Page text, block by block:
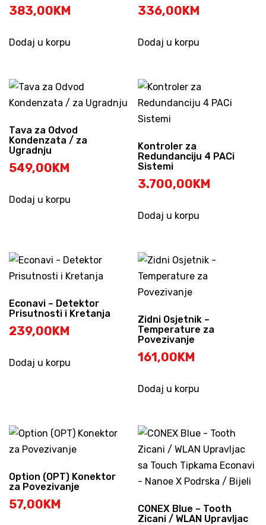
383,00KM
Dodaj u korpu
336,00KM
Dodaj u korpu
Tava za Odvod
Kondenzata / za
Ugradnju
549,00KM
Dodaj u korpu
Kontroler za
Redundanciju 4 PACi
Sistemi
3.700,00KM
Dodaj u korpu
Econavi – Detektor
Prisutnosti i Kretanja
239,00KM
Dodaj u korpu
Zidni Osjetnik –
Temperature za
Povezivanje
161,00KM
Dodaj u korpu
Option (OPT) Konektor
za Povezivanje
57,00KM
CONEX Blue – Tooth
Zicani / WLAN Upravljac